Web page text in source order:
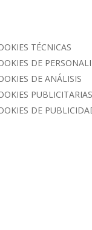
TÉCNICAS
DE
DE ANÁLISIS
PUBLICITARIAS
DE